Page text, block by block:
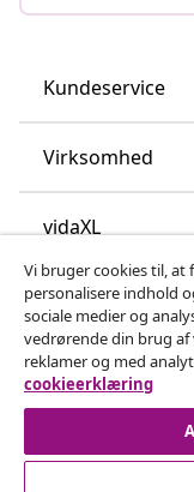
Kundeservice
Virksomhed
vidaXL
Opdag mere
Vi bruger cookies til,
personalisere indhold
sociale medier og
vedrørende din brug af
reklamer og med
cookieerklæring